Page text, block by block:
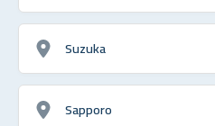
Suzuka
Sapporo